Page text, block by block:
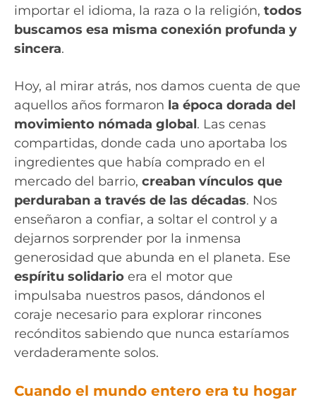
importar el idioma, la raza o la religión, todos
buscamos esa misma conexión profunda y
sincera.
Hoy, al mirar atrás, nos damos cuenta de que
aquellos años formaron la época dorada del
movimiento nómada global. Las cenas
compartidas, donde cada uno aportaba los
ingredientes que había comprado en el
mercado del barrio, creaban vínculos que
perduraban a través de las décadas. Nos
enseñaron a confiar, a soltar el control y a
dejarnos sorprender por la inmensa
generosidad que abunda en el planeta. Ese
espíritu solidario era el motor que
impulsaba nuestros pasos, dándonos el
coraje necesario para explorar rincones
recónditos sabiendo que nunca estaríamos
verdaderamente solos.
Cuando el mundo entero era tu hogar